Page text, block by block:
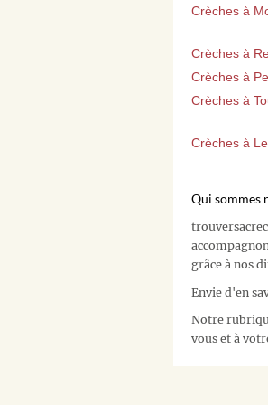
Crèches à
Crèches à
Crèches à
Crèches à
Crèches à
Qui sommes
grâce à nos
Envie d'en
Notre
vous et à